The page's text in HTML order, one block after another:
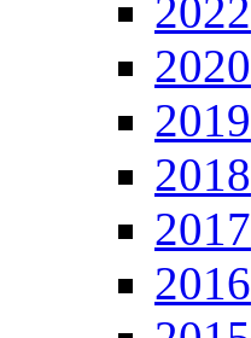
2022
2020
2019
2018
2017
2016